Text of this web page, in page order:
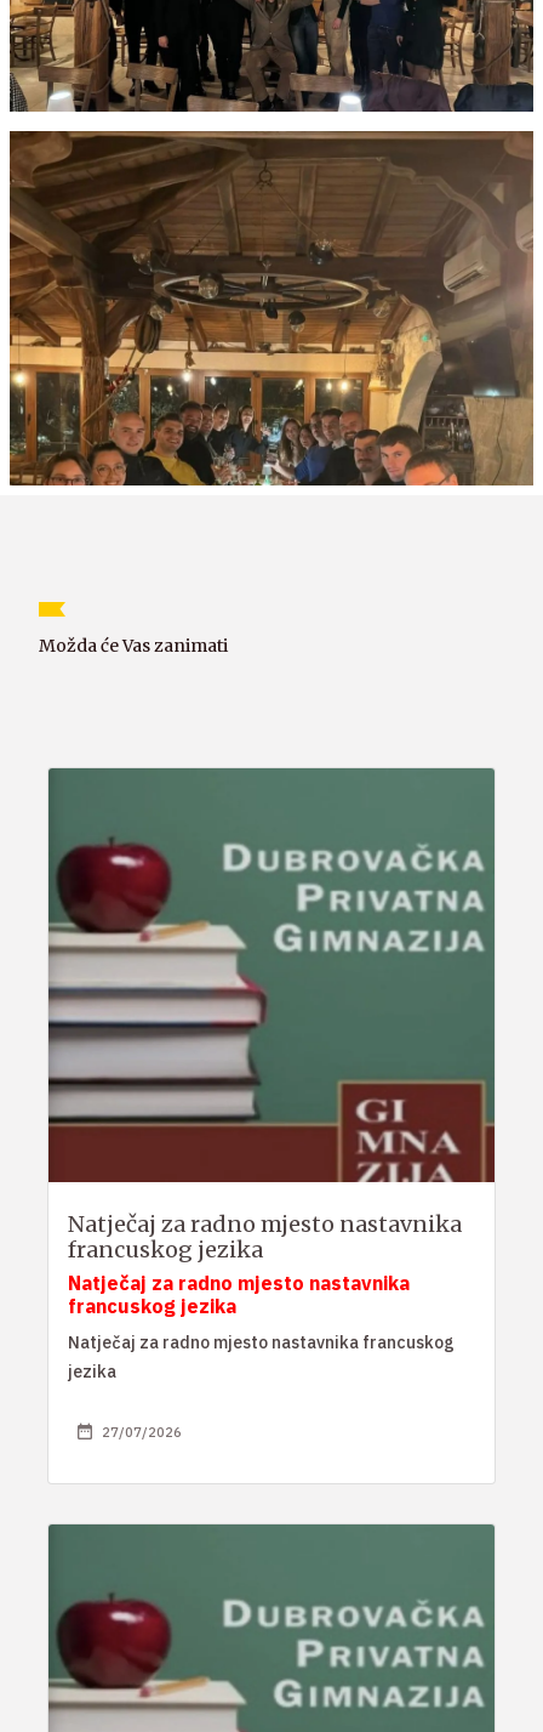
Možda će Vas zanimati
Natječaj za radno mjesto nastavnika
francuskog jezika
Natječaj za radno mjesto nastavnika
francuskog jezika
Natječaj za radno mjesto nastavnika francuskog
jezika
27/07/2026